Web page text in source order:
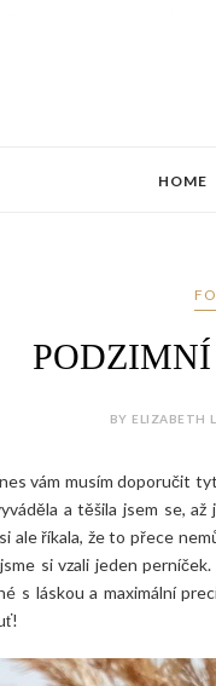
HOME
BY ELIZABETH
vám musím doporučit
a těšila jsem se,
ale říkala, že to přece
si vzali jeden
s láskou a maximální